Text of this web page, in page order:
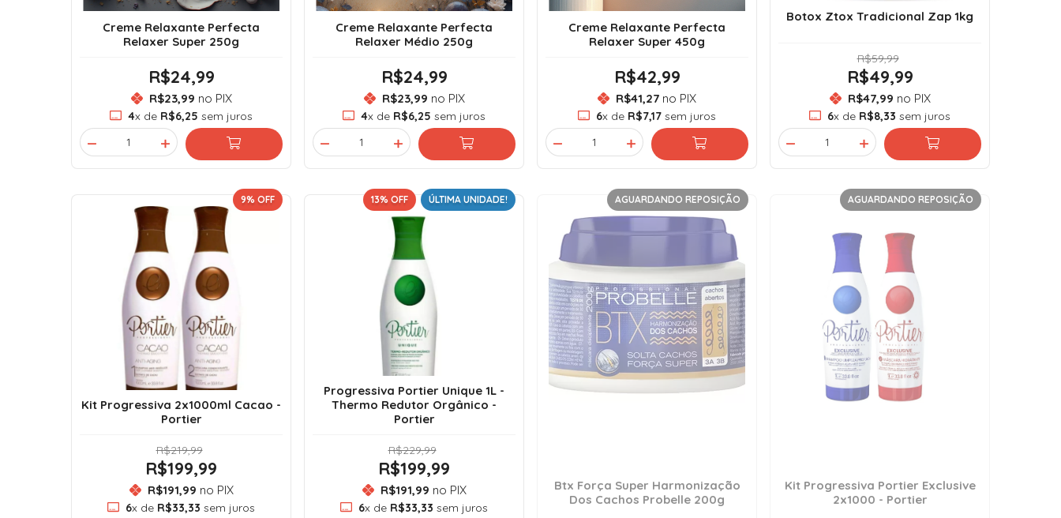
Creme Relaxante Perfecta
Relaxer Super 250g
R$24,99
R$23,99 no PIX
4x de R$6,25 sem juros
Creme Relaxante Perfecta
Relaxer Médio 250g
R$24,99
R$23,99 no PIX
4x de R$6,25 sem juros
Creme Relaxante Perfecta
Relaxer Super 450g
R$42,99
R$41,27 no PIX
6x de R$7,17 sem juros
Botox Ztox Tradicional Zap 1kg
R$59,99
R$49,99
R$47,99 no PIX
6x de R$8,33 sem juros
9% OFF
Kit Progressiva 2x1000ml Cacao -
Portier
R$219,99
R$199,99
R$191,99 no PIX
6x de R$33,33 sem juros
13% OFF ÚLTIMA UNIDADE!
Progressiva Portier Unique 1L -
Thermo Redutor Orgânico -
Portier
R$229,99
R$199,99
R$191,99 no PIX
6x de R$33,33 sem juros
AGUARDANDO REPOSIÇÃO
Btx Força Super Harmonização
Dos Cachos Probelle 200g
AGUARDANDO REPOSIÇÃO
Kit Progressiva Portier Exclusive
2x1000 - Portier